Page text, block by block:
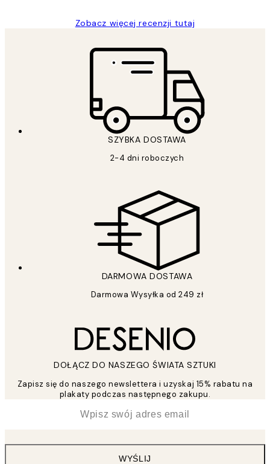
Zobacz więcej recenzji tutaj
SZYBKA DOSTAWA
2-4 dni roboczych
DARMOWA DOSTAWA
Darmowa Wysyłka od 249 zł
DOŁĄCZ DO NASZEGO ŚWIATA SZTUKI
Zapisz się do naszego newslettera i uzyskaj 15% rabatu na
plakaty podczas następnego zakupu.
WYŚLIJ